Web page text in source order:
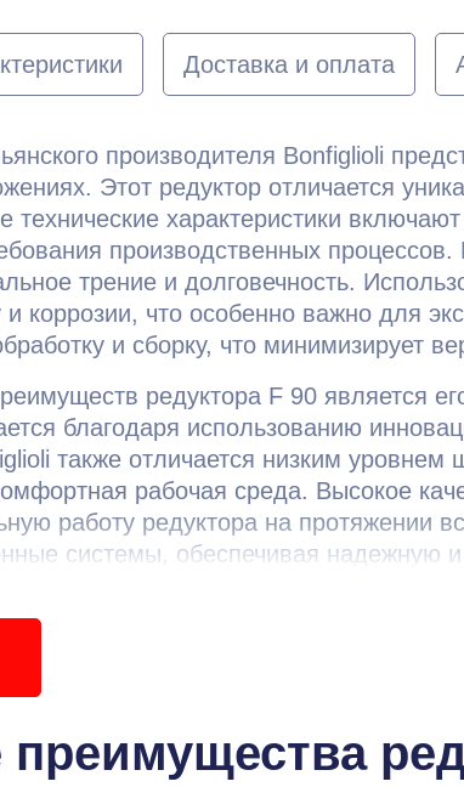
Доставка и оплата
производителя Bonfiglioli
Этот редуктор отличается
характеристики
производственных
трение и долговечность.
и коррозии, что особенно важно для
и сборку, что минимизирует
редуктора F 90 является
благодаря использованию
также отличается низким
рабочая среда. Высокое
работу редуктора на протяжении
системы, обеспечивая надежную